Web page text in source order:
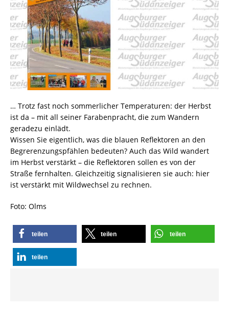
… Trotz fast noch sommerlicher Temperaturen: der Herbst
ist da – mit all seiner Farabenpracht, die zum Wandern
geradezu einlädt.
Wissen Sie eigentlich, was die blauen Reflektoren an den
Begrerenzungspfählen bedeuten? Auch das Wild wandert
im Herbst verstärkt – die Reflektoren sollen es von der
Straße fernhalten. Gleichzeitig signalisieren sie auch: hier
ist verstärkt mit Wildwechsel zu rechnen.
Foto: Olms
teilen teilen teilen
teilen